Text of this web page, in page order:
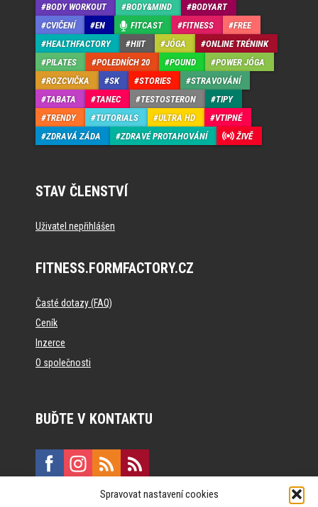
Spravovat nastavení cookies
BODY WORKOUT
BODY&MIND
BODYART
CVIČENÍ
EN FITCAST FITNESS
FREE
HEALTHFACTORY
HIIT JÓGA
ONLINE TRÉNINK
PILATES
POLEDNÍCH 20 POUND
POWER JÓGA
ROZCVIČKA
SK STORIES
STRAVOVÁNÍ
TABATA
TANEC TESTOSTERON
TIPY
TRENDY
TUTORIALS ULTRA HD
VTIPNÉ
ZDRAVÁ ZÁDA
ZDRAVÉ PROTAHOVÁNÍ ŽIVĚ
STAV ČLENSTVÍ
Uživatel nepřihlášen
FITNESS.FORMFACTORY.CZ
Časté dotazy (FAQ)
Ceník
Inzerce
O společnosti
BUĎTE V KONTAKTU